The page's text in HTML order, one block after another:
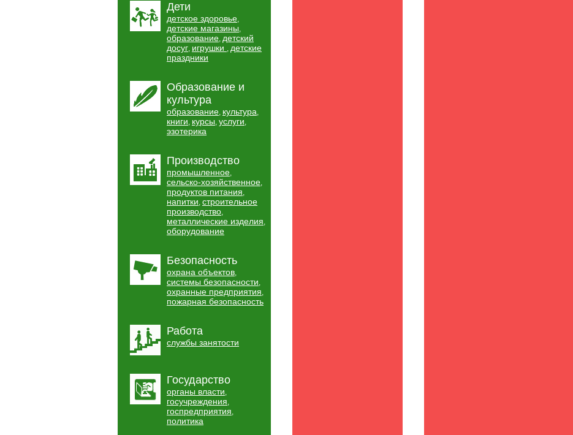
Дети
детское здоровье,
детские магазины,
образование, детский
досуг, игрушки , детские
праздники
Образование и
культура
образование, культура,
книги, курсы, услуги,
эзотерика
Производство
промышленное,
сельско-хозяйственное,
продуктов питания,
напитки, строительное
производство,
металлические изделия,
оборудование
Безопасность
охрана объектов,
системы безопасности,
охранные предприятия,
пожарная безопасность
Работа
службы занятости
Государство
органы власти,
госучреждения,
госпредприятия,
политика